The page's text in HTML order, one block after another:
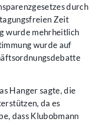
durch
Zeit
wurde mehrheitlich
wurde auf
Hanger sagte, die
da es
dass Klubobmann